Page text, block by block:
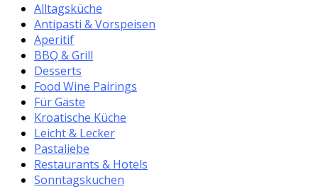
Alltagsküche
Antipasti & Vorspeisen
Aperitif
BBQ & Grill
Desserts
Food Wine Pairings
Für Gäste
Kroatische Küche
Leicht & Lecker
Pastaliebe
Restaurants & Hotels
Sonntagskuchen